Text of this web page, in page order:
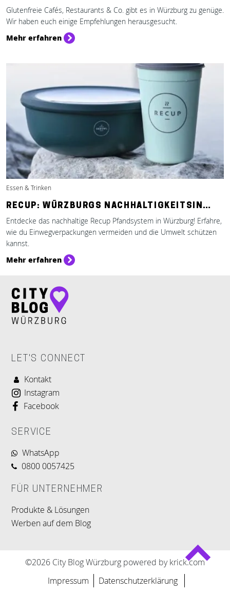
Glutenfreie Cafés, Restaurants & Co. gibt es in Würzburg zu genüge.
Wir haben euch einige Empfehlungen herausgesucht.
Mehr erfahren
Essen & Trinken
RECUP: WÜRZBURGS NACHHALTIGKEITSIN…
Entdecke das nachhaltige Recup Pfandsystem in Würzburg! Erfahre,
wie du Einwegverpackungen vermeiden und die Umwelt schützen
kannst.
Mehr erfahren
LET'S CONNECT
Kontakt
Instagram
Facebook
SERVICE
WhatsApp
0800 0057425
FÜR UNTERNEHMER
Produkte & Lösungen
Werben auf dem Blog
©2026 City Blog Würzburg powered by krick.com
Impressum
Datenschutzerklärung